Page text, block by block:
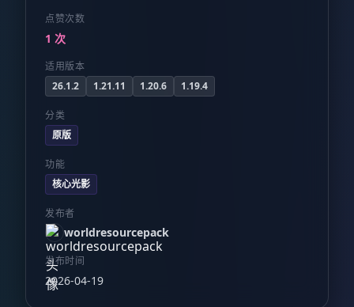
点赞次数
1 次
适用版本
26.1.2
1.21.11 1.20.6 1.19.4
分类
原版
功能
核心光影
发布者
worldresourcepack
发布时间
2026-04-19